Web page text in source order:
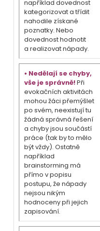
například dovednost
kategorizovat a třídit
nahodile získané
poznatky. Nebo
dovednost hodnotit
a realizovat nápady.
• Nedělají se chyby,
vše je správně!Při
evokačních aktivitách
mohou žáci přemýšlet
po svém, neexistují tu
žádná správná řešení
a chyby jsou součástí
práce (tak by to mělo
být vždy). Ostatně
například
brainstorming má
přímo v popisu
postupu, že nápady
nejsou nikým
hodnoceny při jejich
zapisování.